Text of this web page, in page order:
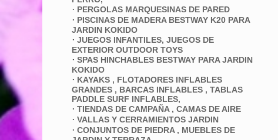
· PERGOLAS MARQUESINAS DE PARED
· PISCINAS DE MADERA BESTWAY K20 PARA
JARDIN KOKIDO
· JUEGOS INFANTILES, JUEGOS DE
EXTERIOR OUTDOOR TOYS
· SPAS HINCHABLES BESTWAY PARA JARDIN
KOKIDO
· KAYAKS , FLOTADORES INFLABLES
GRANDES , BARCAS INFLABLES , TABLAS
PADDLE SURF INFLABLES,
· TIENDAS DE CAMPAÑA , CAMAS DE AIRE
· VALLAS Y CERRAMIENTOS JARDIN
· CONJUNTOS DE PIEDRA , MUEBLES DE